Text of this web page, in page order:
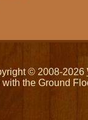
© 2008-2026
with the Ground